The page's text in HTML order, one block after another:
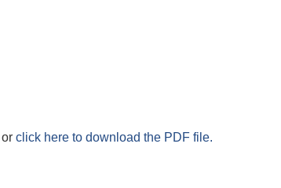
or click here to download the PDF file.